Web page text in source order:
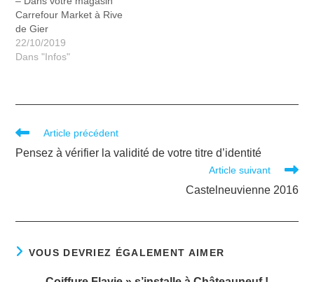
Carrefour Market à Rive
de Gier
22/10/2019
Dans "Infos"
Article précédent
Pensez à vérifier la validité de votre titre d’identité
Article suivant
Castelneuvienne 2016
VOUS DEVRIEZ ÉGALEMENT AIMER